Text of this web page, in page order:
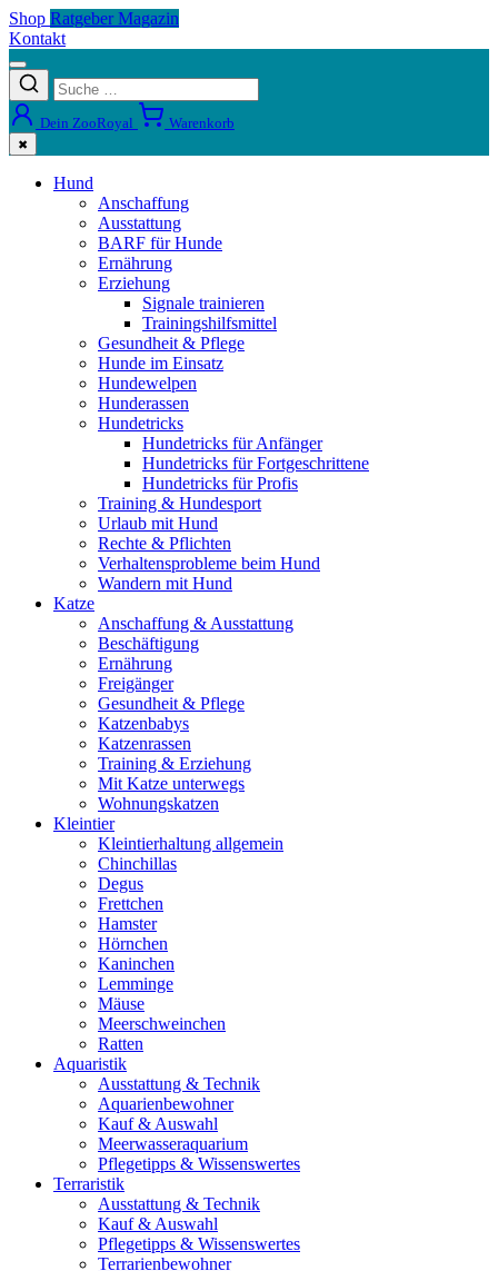
Shop Ratgeber Magazin
Kontakt
Dein ZooRoyal Warenkorb
✖
Hund
Anschaffung
Ausstattung
BARF für Hunde
Ernährung
Erziehung
Signale trainieren
Trainingshilfsmittel
Gesundheit & Pflege
Hunde im Einsatz
Hundewelpen
Hunderassen
Hundetricks
Hundetricks für Anfänger
Hundetricks für Fortgeschrittene
Hundetricks für Profis
Training & Hundesport
Urlaub mit Hund
Rechte & Pflichten
Verhaltensprobleme beim Hund
Wandern mit Hund
Katze
Anschaffung & Ausstattung
Beschäftigung
Ernährung
Freigänger
Gesundheit & Pflege
Katzenbabys
Katzenrassen
Training & Erziehung
Mit Katze unterwegs
Wohnungskatzen
Kleintier
Kleintierhaltung allgemein
Chinchillas
Degus
Frettchen
Hamster
Hörnchen
Kaninchen
Lemminge
Mäuse
Meerschweinchen
Ratten
Aquaristik
Ausstattung & Technik
Aquarienbewohner
Kauf & Auswahl
Meerwasseraquarium
Pflegetipps & Wissenswertes
Terraristik
Ausstattung & Technik
Kauf & Auswahl
Pflegetipps & Wissenswertes
Terrarienbewohner